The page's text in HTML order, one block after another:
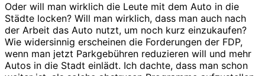
Oder will man wirklich die Leute mit dem Auto in die
Städte locken? Will man wirklich, dass man auch nach
der Arbeit das Auto nutzt, um noch kurz einzukaufen?
Wie widersinnig erscheinen die Forderungen der FDP,
wenn man jetzt Parkgebühren reduzieren will und mehr
Autos in die Stadt einlädt. Ich dachte, dass man schon